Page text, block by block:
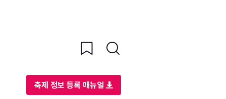
축제 정보 등록 매뉴얼